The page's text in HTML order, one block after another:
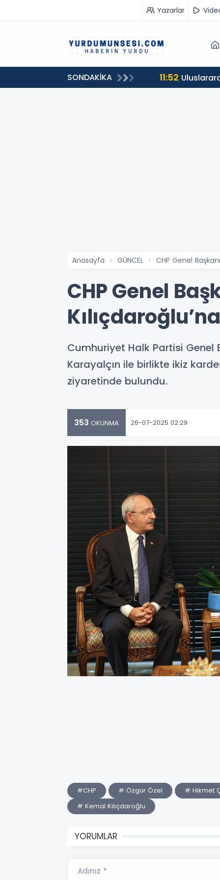
Yazarlar
SONDAKİKA 11:52
Anasayfa GÜNCEL CHP Genel
CHP Genel
Cumhuriyet Halk Partisi Genel
Karayalçın ile birlikte ikiz
ziyaretinde bulundu.
353 OKUNMA 26-07-2025 02:29
#CHP # Özgür Özel # Hikmet
# Kemal Kılıçdaroğlu
YORUMLAR
Adınız *